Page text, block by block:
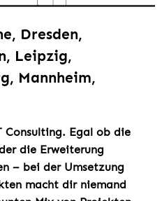
Dresden,
Leipzig,
Mannheim,
Consulting. Egal ob die
die Erweiterung
– bei der Umsetzung
macht dir niemand